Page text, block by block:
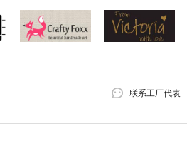
联系工厂代表